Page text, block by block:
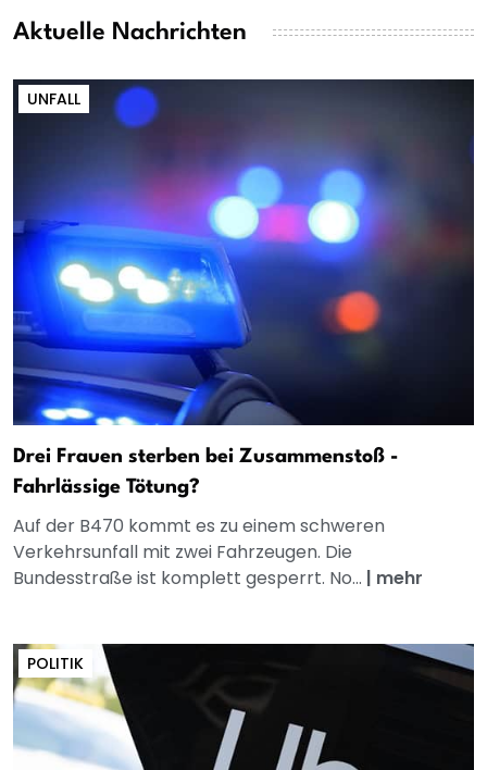
Aktuelle Nachrichten
UNFALL
Drei Frauen sterben bei Zusammenstoß -
Fahrlässige Tötung?
Auf der B470 kommt es zu einem schweren
Verkehrsunfall mit zwei Fahrzeugen. Die
Bundesstraße ist komplett gesperrt. No... | mehr
POLITIK